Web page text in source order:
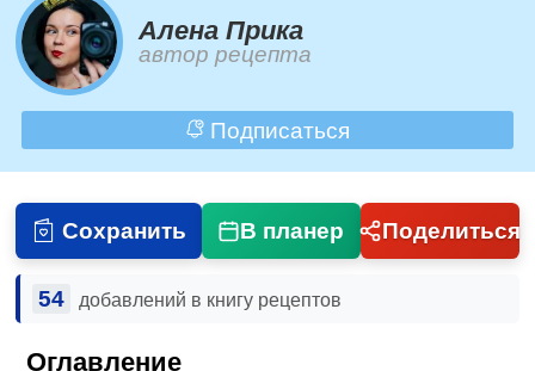
Алена Прика
автор рецепта
Подписаться
Сохранить В планер Поделиться
54 добавлений в книгу рецептов
Оглавление